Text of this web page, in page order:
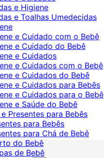
e Higiene
e Toalhas Umedecidas
e Cuidado com o Bebê
e Cuidado do Bebê
e Cuidados
e Cuidados com o Bebê
e Cuidados do Bebê
e Cuidados para Bebês
e Cuidados para o Bebê
e Saúde do Bebê
Presentes para Bebês
para Bebês
para Chá de Bebê
do Bebê
de Bebê